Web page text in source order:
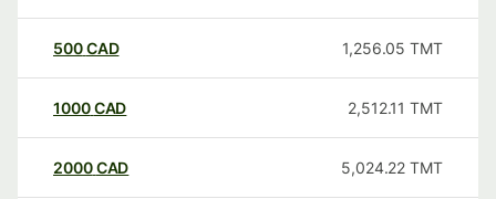
500CAD 1,256.05 TMT
1000CAD 2,512.11 TMT
2000CAD 5,024.22 TMT